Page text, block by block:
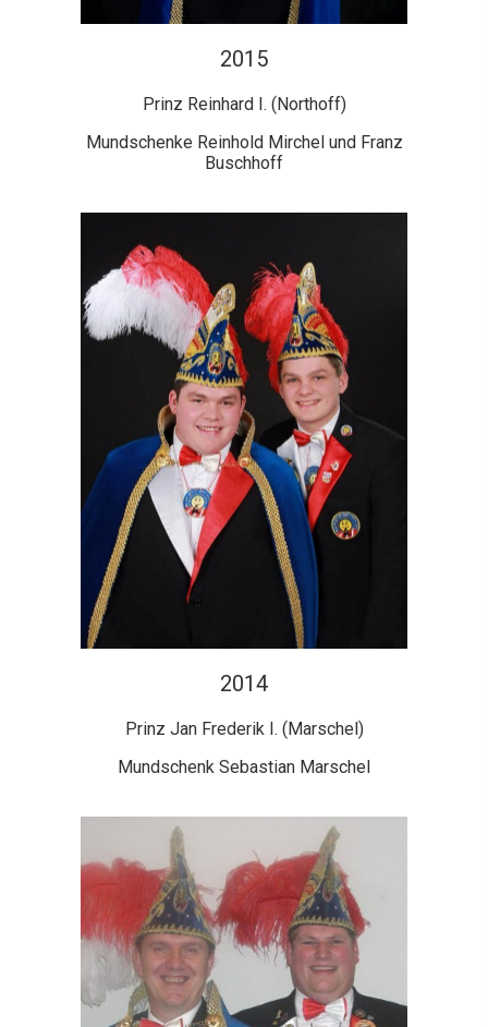
2015
Prinz Reinhard I. (Northoff)
Mundschenke Reinhold Mirchel und Franz
Buschhoff
2014
Prinz Jan Frederik I. (Marschel)
Mundschenk Sebastian Marschel